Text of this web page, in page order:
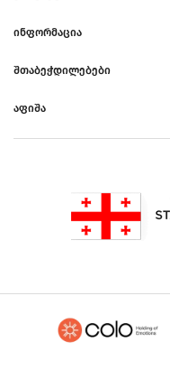
ᲘᲜᲤᲝᲠᲛᲐᲪᲘᲐ
ᲨᲗᲐᲑᲔᲭᲓᲘᲚᲔᲑᲔᲑᲘ
ᲐᲤᲘᲨᲐ